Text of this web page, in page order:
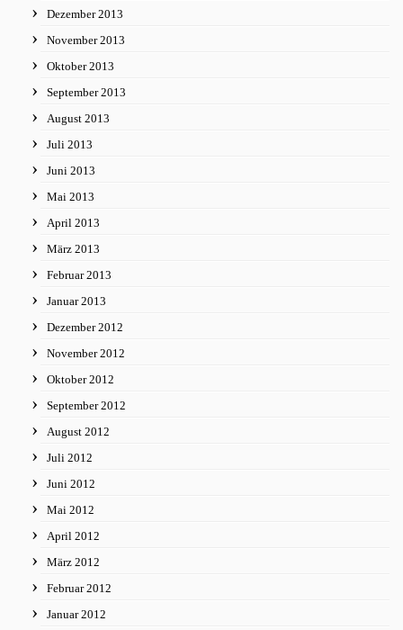
Dezember 2013
November 2013
Oktober 2013
September 2013
August 2013
Juli 2013
Juni 2013
Mai 2013
April 2013
März 2013
Februar 2013
Januar 2013
Dezember 2012
November 2012
Oktober 2012
September 2012
August 2012
Juli 2012
Juni 2012
Mai 2012
April 2012
März 2012
Februar 2012
Januar 2012